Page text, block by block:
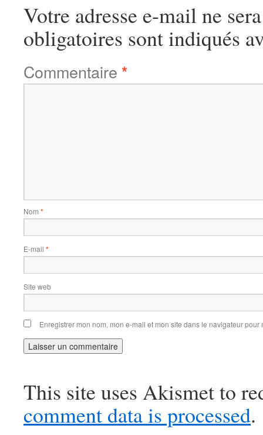
Votre adresse e-mail ne
obligatoires sont indiqués
Commentaire *
Nom *
E-mail *
Site web
Enregistrer mon nom, mon e-mail et mon site dans le navigateur
This site uses Akismet to
comment data is processed.